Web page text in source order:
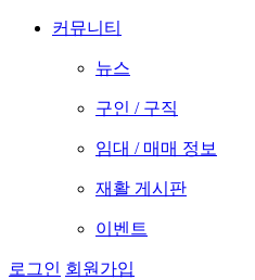
커뮤니티
뉴스
구인 / 구직
임대 / 매매 정보
재활 게시판
이벤트
로그인 회원가입